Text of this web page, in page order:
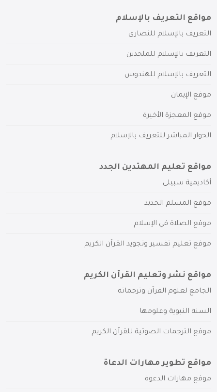
مواقع التعريف بالإسلام
التعريف بالإسلام للنصارى
التعريف بالإسلام للملحدين
التعريف بالإسلام للهندوس
موقع الإيمان
موقع المعجزة الأخيرة
الحوار المباشر للتعريف بالإسلام
مواقع تعليم المهتدين الجدد
أكاديمية سبيلي
موقع المسلم الجديد
موقع الصلاة في الإسلام
موقع تعليم تفسير وتجويد القرآن الكريم
مواقع نشر وتعليم القرآن الكريم
الجامع لعلوم القرآن وترجماته
السنة النبوية وعلومها
موقع الترجمات الصوتية للقرآن الكريم
مواقع تطوير مهارات الدعاة
موقع مهارات الدعوة